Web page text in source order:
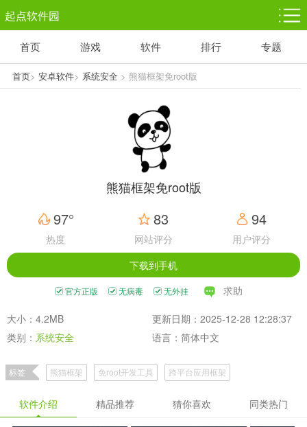
起点软件园
塔防游戏
1千+款游戏
休闲益智
1万+款游戏
体育竞技
5百+款游戏
赛车竞速
3百+款游戏
首页 游戏 软件 排行 专题
首页> 安卓软件> 系统安全> 熊猫框架免root版
熊猫框架免root版
97°
热度
83
网站评分
94
用户评分
下载到手机
官方正版 无病毒 无外挂 求助
大小：4.2MB
更新日期：2025-12-28 12:28:37
类别： 系统安全 语言：简体中文
标签 熊猫框架 免root开发工具 跨平台应用框架
软件介绍 精品推荐 猜你喜欢 同类热门